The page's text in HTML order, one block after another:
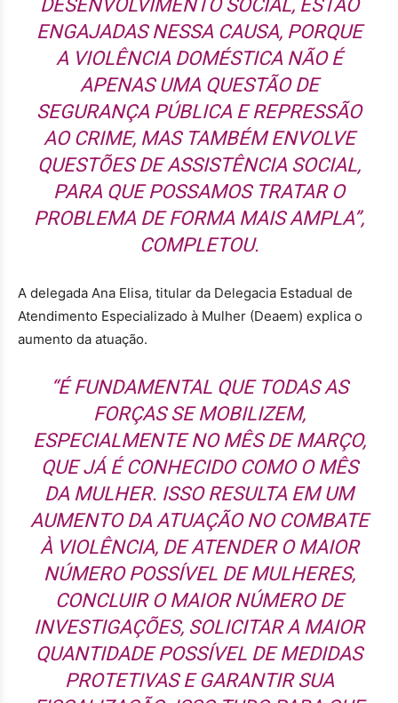
DESENVOLVIMENTO SOCIAL, ESTÃO
ENGAJADAS NESSA CAUSA, PORQUE
A VIOLÊNCIA DOMÉSTICA NÃO É
APENAS UMA QUESTÃO DE
SEGURANÇA PÚBLICA E REPRESSÃO
AO CRIME, MAS TAMBÉM ENVOLVE
QUESTÕES DE ASSISTÊNCIA SOCIAL,
PARA QUE POSSAMOS TRATAR O
PROBLEMA DE FORMA MAIS AMPLA”,
COMPLETOU.
A delegada Ana Elisa, titular da Delegacia Estadual de
Atendimento Especializado à Mulher (Deaem) explica o
aumento da atuação.
“É FUNDAMENTAL QUE TODAS AS
FORÇAS SE MOBILIZEM,
ESPECIALMENTE NO MÊS DE MARÇO,
QUE JÁ É CONHECIDO COMO O MÊS
DA MULHER. ISSO RESULTA EM UM
AUMENTO DA ATUAÇÃO NO COMBATE
À VIOLÊNCIA, DE ATENDER O MAIOR
NÚMERO POSSÍVEL DE MULHERES,
CONCLUIR O MAIOR NÚMERO DE
INVESTIGAÇÕES, SOLICITAR A MAIOR
QUANTIDADE POSSÍVEL DE MEDIDAS
PROTETIVAS E GARANTIR SUA